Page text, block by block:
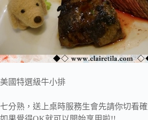
美國特選級牛小排
七分熟，送上桌時服務生會先請你切看